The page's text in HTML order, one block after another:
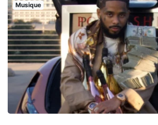
Musique